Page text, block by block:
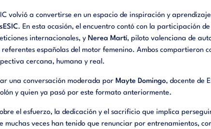
volvió a convertirse en un espacio de inspiración y
. En esta ocasión, el encuentro contó con la participación de
internacionales, y Nerea Martí, piloto valenciana de
españolas del motor femenino. Ambos compartieron
cercana, humana y real.
una conversación moderada por Mayte Domingo, docente de
y quien ya pasó por este formato anteriormente.
el esfuerzo, la dedicación y el sacrificio que implica
muchas veces han tenido que renunciar por entrenamientos,